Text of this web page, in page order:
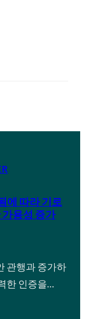
에 따라 기로
가용성 증가
관행과 증가하
한 인증을…